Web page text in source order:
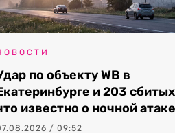
по объекту WB в
и 203
известно о ночной
/ 09:52